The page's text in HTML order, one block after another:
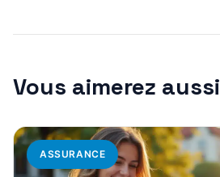
Vous aimerez aussi
ASSURANCE